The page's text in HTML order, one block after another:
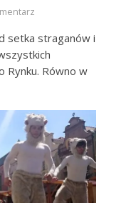
setka straganów i
Rynku. Równo w